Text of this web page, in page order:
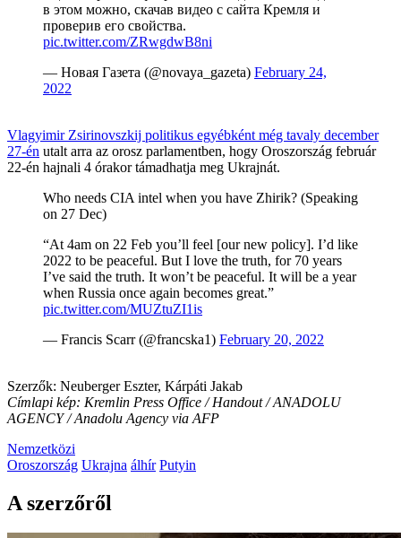
в этом можно, скачав видео с сайта Кремля и
проверив его свойства.
pic.twitter.com/ZRwgdwB8ni
— Новая Газета (@novaya_gazeta) February 24,
2022
Vlagyimir Zsirinovszkij politikus egyébként még tavaly december
27-én utalt arra az orosz parlamentben, hogy Oroszország február
22-én hajnali 4 órakor támadhatja meg Ukrajnát.
Who needs CIA intel when you have Zhirik? (Speaking
on 27 Dec)
“At 4am on 22 Feb you’ll feel [our new policy]. I’d like
2022 to be peaceful. But I love the truth, for 70 years
I’ve said the truth. It won’t be peaceful. It will be a year
when Russia once again becomes great.”
pic.twitter.com/MUZtuZI1is
— Francis Scarr (@francska1) February 20, 2022
Szerzők: Neuberger Eszter, Kárpáti Jakab
Címlapi kép: Kremlin Press Office / Handout / ANADOLU
AGENCY / Anadolu Agency via AFP
Nemzetközi
Oroszország Ukrajna álhír Putyin
A szerzőről